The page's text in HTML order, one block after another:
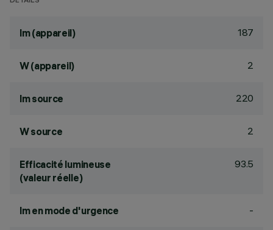
lm (appareil) 187
W (appareil) 2
lm source 220
W source 2
Efficacité lumineuse
(valeur réelle)
93.5
lm en mode d'urgence -